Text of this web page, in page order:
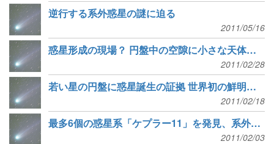
逆行する系外惑星の謎に迫る
2011/05/16
惑星形成の現場？ 円盤中の空隙に小さな天体を発見
2011/02/28
若い星の円盤に惑星誕生の証拠 世界初の鮮明撮像
2011/02/18
最多6個の惑星系「ケプラー11」を発見、系外惑星候補も1200個以上見つかる
2011/02/03